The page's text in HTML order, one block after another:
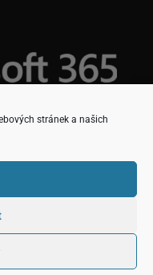
stránek a našich
a Vyšší
Martinek